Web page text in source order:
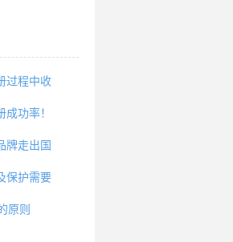
过程中收
功率！
牌走出国
保护需要
原则